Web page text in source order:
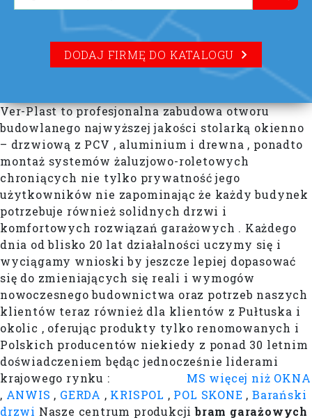
DODAJ FIRMĘ DO KATALOGU
Ver-Plast to profesjonalna zabudowa otworu
budowlanego najwyższej jakości stolarką okienno
– drzwiową z PCV , aluminium i drewna , ponadto
montaż systemów żaluzjowo-roletowych
chroniących nie tylko prywatność jego
użytkowników nie zapominając że każdy budynek
potrzebuje również solidnych drzwi i
komfortowych rozwiązań garażowych . Każdego
dnia od blisko 20 lat działalności uczymy się i
wyciągamy wnioski by jeszcze lepiej dopasować
się do zmieniających się reali i wymogów
nowoczesnego budownictwa oraz potrzeb naszych
klientów teraz również dla klientów z Pułtuska i
okolic , oferując produkty tylko renomowanych i
Polskich producentów niekiedy z ponad 30 letnim
doświadczeniem będąc jednocześnie liderami
krajowego rynku : MS więcej niż OKNA
, ANWIS , GERDA , KRISPOL , POL SKONE ,Barański
drzwi Nasze centrum produkcjibram garażowych